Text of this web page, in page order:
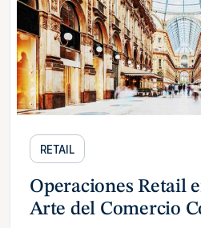
RETAIL
Operaciones Retail
Arte del Comercio